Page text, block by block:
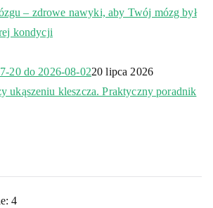
– zdrowe nawyki, aby Twój mózg był
kondycji
20 do 2026-08-0220 lipca 2026
ukąszeniu kleszcza. Praktyczny poradnik
4